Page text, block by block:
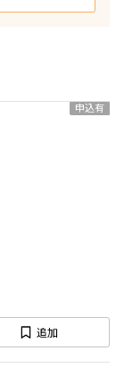
申込有
追加